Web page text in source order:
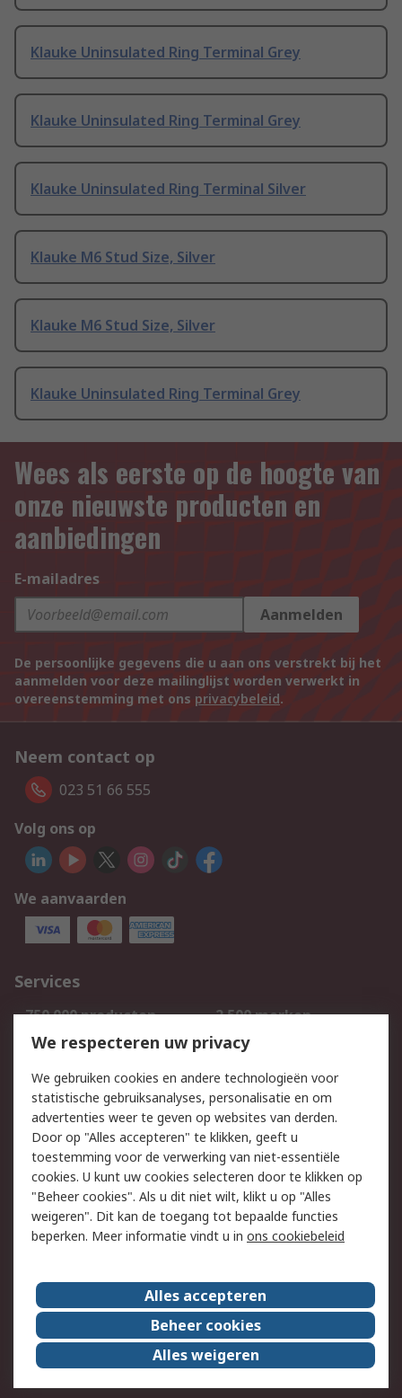
Klauke Uninsulated Ring Terminal Grey
Klauke Uninsulated Ring Terminal Grey
Klauke Uninsulated Ring Terminal Silver
Klauke M6 Stud Size, Silver
Klauke M6 Stud Size, Silver
Klauke Uninsulated Ring Terminal Grey
Wees als eerste op de hoogte van
onze nieuwste producten en
aanbiedingen
E-mailadres
Aanmelden
De persoonlijke gegevens die u aan ons verstrekt bij het
aanmelden voor deze mailinglijst worden verwerkt in
overeenstemming met ons privacybeleid.
Neem contact op
023 51 66 555
Volg ons op
We aanvaarden
Services
750.000 producten
2.500 merken
Bestellen
Inkoopoplossingen
Track & Trace
Wettelijk
Cookiebeleid
Email veiligheid
Privacybeleid
Websitevoorwaarden
Algemene
verkoopvoorwaarden
Over RS
RS Group
Over ons
RS wereldwijd
Werken bij RS
ESG
We respecteren uw privacy
We gebruiken cookies en andere technologieën voor
statistische gebruiksanalyses, personalisatie en om
advertenties weer te geven op websites van derden.
Door op "Alles accepteren" te klikken, geeft u
toestemming voor de verwerking van niet-essentiële
cookies. U kunt uw cookies selecteren door te klikken op
"Beheer cookies". Als u dit niet wilt, klikt u op "Alles
weigeren". Dit kan de toegang tot bepaalde functies
beperken. Meer informatie vindt u in ons cookiebeleid
Alles accepteren
Beheer cookies
Alles weigeren